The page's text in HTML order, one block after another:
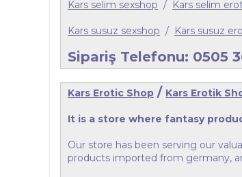
Kars selim sexshop / Kars selim
Kars susuz sexshop / Kars susuz
Sipariş Telefonu: 0505
Kars Erotic Shop / Kars Erotik
It is a store where fantasy
Our store has been serving our
products imported from germany,